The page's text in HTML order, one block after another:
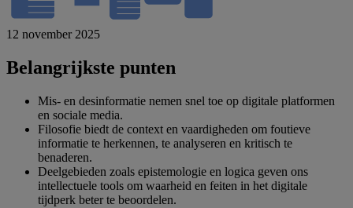
12 november 2025
Belangrijkste punten
Mis- en desinformatie nemen snel toe op digitale platformen
en sociale media.
Filosofie biedt de context en vaardigheden om foutieve
informatie te herkennen, te analyseren en kritisch te
benaderen.
Deelgebieden zoals epistemologie en logica geven ons
intellectuele tools om waarheid en feiten in het digitale
tijdperk beter te beoordelen.